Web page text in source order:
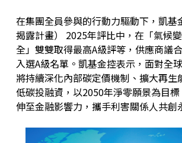
在集團全員參與的行動力驅動下，凱基
揭露計畫） 2025年評比中，在「氣候
全」雙雙取得最高A級評等，供應商議
入選A級名單。凱基金控表示，面對全
將持續深化內部碳定價機制、擴大再生
低碳投融資，以2050年淨零願景為目
伸至金融影響力，攜手利害關係人共創